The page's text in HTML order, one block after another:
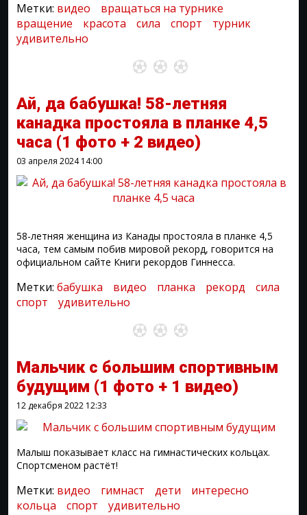
Метки: видео
вращаться на турнике
вращение
красота сила спорт
турник
удивительно
Ай, да бабушка! 58-летняя
канадка простояла в планке 4,5
часа (1 фото + 2 видео)
03 апреля 202414:00
58-летняя женщина из Канады простояла в планке 4,5
часа, тем самым побив мировой рекорд, говорится на
официальном сайте Книги рекордов Гиннесса.
Метки: бабушка видео планка рекорд
сила
спорт
удивительно
Мальчик с большим спортивным
будущим (1 фото + 1 видео)
12 декабря 2022 12:33
Малыш показывает класс на гимнастических кольцах.
Спортсменом растёт!
Метки: видео гимнаст дети
интересно
кольца
спорт удивительно